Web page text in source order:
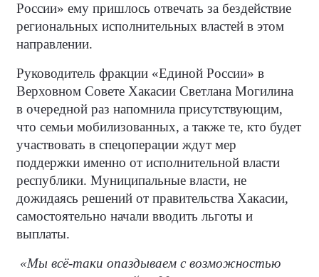
России» ему пришлось отвечать за бездействие
региональных исполнительных властей в этом
направлении.
Руководитель фракции «Единой России» в
Верховном Совете Хакасии Светлана Могилина
в очередной раз напомнила присутствующим,
что семьи мобилизованных, а также те, кто будет
участвовать в спецоперации ждут мер
поддержки именно от исполнительной власти
республики. Муниципальные власти, не
дожидаясь решений от правительства Хакасии,
самостоятельно начали вводить льготы и
выплаты.
«Мы всё-таки опаздываем с возможностью